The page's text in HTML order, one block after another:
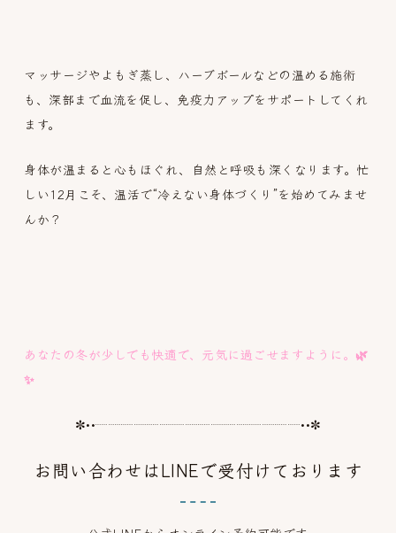
マッサージやよもぎ蒸し、ハーブボールなどの温める施術
も、深部まで血流を促し、免疫力アップをサポートしてくれ
ます。
身体が温まると心もほぐれ、自然と呼吸も深くなります。忙
しい12月こそ、温活で“冷えない身体づくり”を始めてみませ
んか？
あなたの冬が少しでも快適で、元気に過ごせますように。🌿
✨
✼••┈┈┈┈┈┈┈┈┈┈┈┈┈┈┈┈••✼
お問い合わせはLINEで受付けております